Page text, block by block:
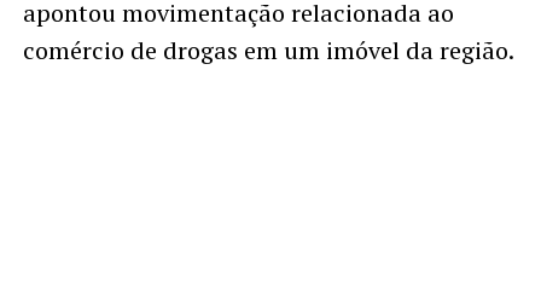
apontou movimentação relacionada ao
comércio de drogas em um imóvel da região.